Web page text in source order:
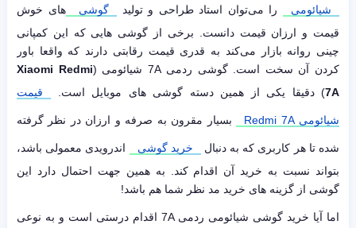
شیائومی را می‌توان استاد طراحی و تولید گوشی
های خوش
قیمت و ارزان قیمت دانست. برخی از گوشی هایی که این کمپانی
چینی روانه بازار می‌کند به قدری قیمت رقابتی دارند که واقعا باور
کردن آن سخت است. گوشی ردمی 7A شیائومی (
Xiaomi Redmi
7A) دقیقا یکی از همین دسته گوشی های موبایل است. قیمت
شیائومی Redmi 7A بسیار مقرون به صرفه و ارزان در نظر گرفته
شده تا هر کاربری که به دنبال خرید گوشی
اندرویدی معمولی باشد،
بتواند نسبت به خرید آن اقدام کند. به همین جهت احتمال دارد این
گوشی از گزینه های خرید مد نظر شما هم باشد!
اما آیا خرید گوشی شیائومی ردمی 7A اقدام درستی است و به نوعی